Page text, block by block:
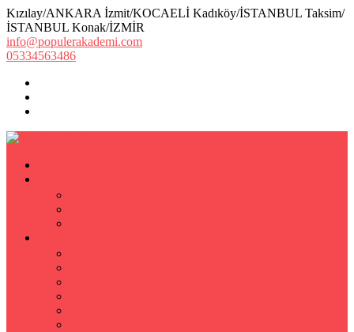
Kızılay/ANKARA İzmit/KOCAELİ Kadıköy/İSTANBUL Taksim/
İSTANBUL Konak/İZMİR
info@populerakademi.com
05334563486